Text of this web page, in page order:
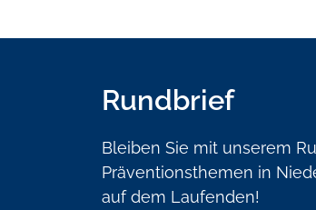
Rundbrief
Bleiben Sie mit unserem
Präventionsthemen in
auf dem Laufenden!